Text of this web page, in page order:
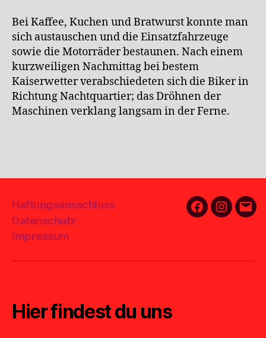
Bei Kaffee, Kuchen und Bratwurst konnte man
sich austauschen und die Einsatzfahrzeuge
sowie die Motorräder bestaunen. Nach einem
kurzweiligen Nachmittag bei bestem
Kaiserwetter verabschiedeten sich die Biker in
Richtung Nachtquartier; das Dröhnen der
Maschinen verklang langsam in der Ferne.
Haftungsausschluss
Datenschutz
Impressum
FacebookE-
Hier findest du uns